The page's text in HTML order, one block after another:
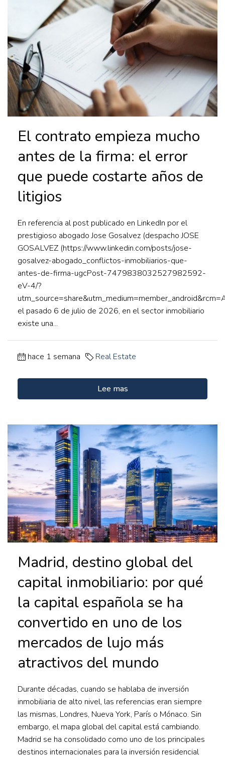
El contrato empieza mucho
antes de la firma: el error
que puede costarte años de
litigios
En referencia al post publicado en LinkedIn por el
prestigioso abogado Jose Gosalvez (despacho JOSE
GOSALVEZ (https://www.linkedin.com/posts/jose-
gosalvez-abogado_conflictos-inmobiliarios-que-
antes-de-firma-ugcPost-7479838032527982592-
eV-4/?
el pasado 6 de julio de 2026, en el sector inmobiliario
existe una...
hace 1 semana Real Estate
Lee mas
Madrid, destino global del
capital inmobiliario: por qué
la capital española se ha
convertido en uno de los
mercados de lujo más
atractivos del mundo
Durante décadas, cuando se hablaba de inversión
inmobiliaria de alto nivel, las referencias eran siempre
las mismas, Londres, Nueva York, París o Mónaco. Sin
embargo, el mapa global del capital está cambiando.
Madrid se ha consolidado como uno de los principales
destinos internacionales para la inversión residencial